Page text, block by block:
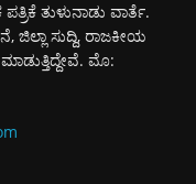
ತುಳುನಾಡು ವಾರ್ತೆ.
ಜಿಲ್ಲಾ ಸುದ್ದಿ, ರಾಜಕೀಯ
ಮೊ: